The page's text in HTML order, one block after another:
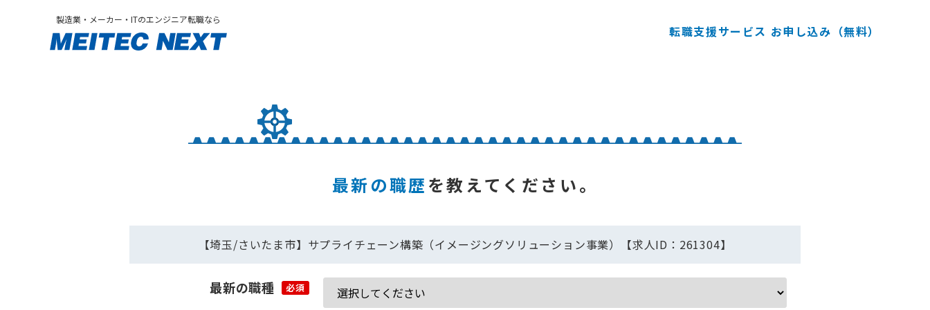
製造業・メーカー・ITのエンジニア転職なら
転職支援サービス お申し込み（無料）
最新の職歴 を教えてください。
【埼玉/さいたま市】サプライチェーン構築（イメージングソリューション事業）【求人ID：261304】
最新の職種